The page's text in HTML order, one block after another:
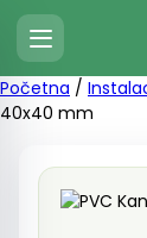
Početna /
40x40 mm